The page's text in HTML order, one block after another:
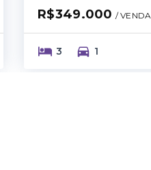
R$349.000 / VENDA
3 1